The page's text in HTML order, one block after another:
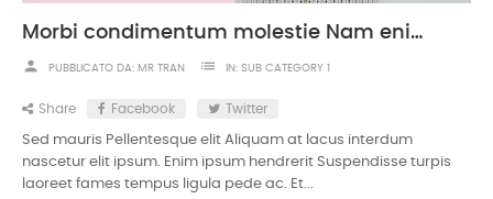
Morbi condimentum molestie Nam enim odio sodales
Share Facebook Twitter
person PUBBLICATO DA: MR TRAN list IN: SUB CATEGORY 1
Sed mauris Pellentesque elit Aliquam at lacus interdum
nascetur elit ipsum. Enim ipsum hendrerit Suspendisse turpis
laoreet fames tempus ligula pede ac. Et...